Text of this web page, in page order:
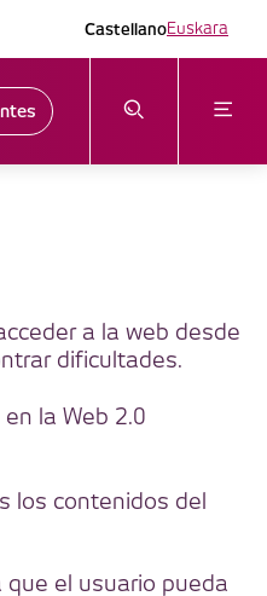
CastellanoEuskara
a la web desde
dificultades.
la Web 2.0
los contenidos del
el usuario pueda